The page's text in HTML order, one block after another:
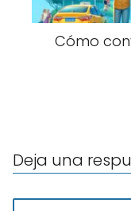
Cómo
Deja una